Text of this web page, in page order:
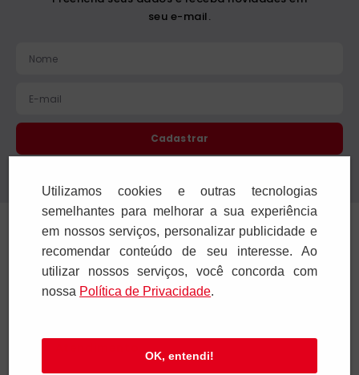
1xR$ 14,00 1xR$23,00
Receba novidades
Preencha seus dados e receba novidades em
seu e-mail.
Cadastrar
Utilizamos cookies e outras tecnologias
semelhantes para melhorar a sua experiência
em nossos serviços, personalizar publicidade e
recomendar conteúdo de seu interesse. Ao
utilizar nossos serviços, você concorda com
nossa Polí­tica de Privacidade.
OK, entendi!